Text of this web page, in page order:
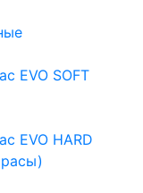
EVO SOFT
EVO HARD